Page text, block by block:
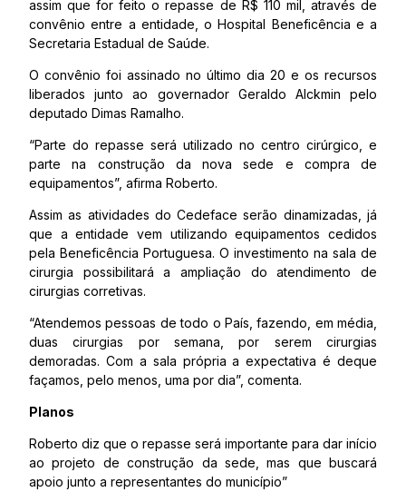
assim que for feito o repasse de R$ 110 mil, através de
convênio entre a entidade, o Hospital Beneficência e a
Secretaria Estadual de Saúde.
O convênio foi assinado no último dia 20 e os recursos
liberados junto ao governador Geraldo Alckmin pelo
deputado Dimas Ramalho.
“Parte do repasse será utilizado no centro cirúrgico, e
parte na construção da nova sede e compra de
equipamentos”, afirma Roberto.
Assim as atividades do Cedeface serão dinamizadas, já
que a entidade vem utilizando equipamentos cedidos
pela Beneficência Portuguesa. O investimento na sala de
cirurgia possibilitará a ampliação do atendimento de
cirurgias corretivas.
“Atendemos pessoas de todo o País, fazendo, em média,
duas cirurgias por semana, por serem cirurgias
demoradas. Com a sala própria a expectativa é deque
façamos, pelo menos, uma por dia”, comenta.
Planos
Roberto diz que o repasse será importante para dar início
ao projeto de construção da sede, mas que buscará
apoio junto a representantes do município”